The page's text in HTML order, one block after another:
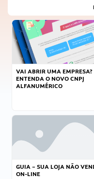
VAI ABRIR UMA EMPRESA?
ENTENDA O NOVO CNPJ
ALFANUMÉRICO
GUIA – SUA LOJA NÃO
ON-LINE